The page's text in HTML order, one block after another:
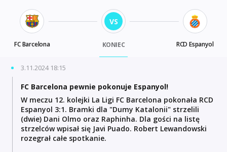
FC Barcelona
VS
KONIEC RCD Espanyol
3.11.2024 18:15
FC Barcelona pewnie pokonuje Espanyol!
W meczu 12. kolejki La Ligi FC Barcelona pokonała RCD
Espanyol 3:1. Bramki dla "Dumy Katalonii" strzelili
(dwie) Dani Olmo oraz Raphinha. Dla gości na listę
strzelców wpisał się Javi Puado. Robert Lewandowski
rozegrał całe spotkanie.